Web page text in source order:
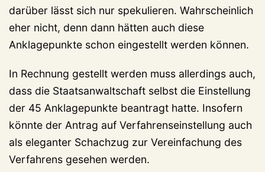
darüber lässt sich nur spekulieren. Wahrscheinlich
eher nicht, denn dann hätten auch diese
Anklagepunkte schon eingestellt werden können.
In Rechnung gestellt werden muss allerdings auch,
dass die Staatsanwaltschaft selbst die Einstellung
der 45 Anklagepunkte beantragt hatte. Insofern
könnte der Antrag auf Verfahrenseinstellung auch
als eleganter Schachzug zur Vereinfachung des
Verfahrens gesehen werden.